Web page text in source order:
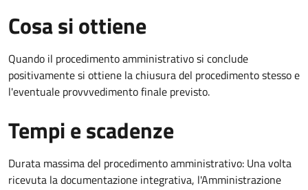
Cosa si ottiene
Quando il procedimento amministrativo si conclude
positivamente si ottiene la chiusura del procedimento stesso e
l'eventuale provvvedimento finale previsto.
Tempi e scadenze
Durata massima del procedimento amministrativo: Una volta
ricevuta la documentazione integrativa, l'Amministrazione